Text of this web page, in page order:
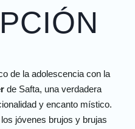
de la adolescencia con la
de Safta, una verdadera
y encanto místico.
jóvenes brujos y brujas